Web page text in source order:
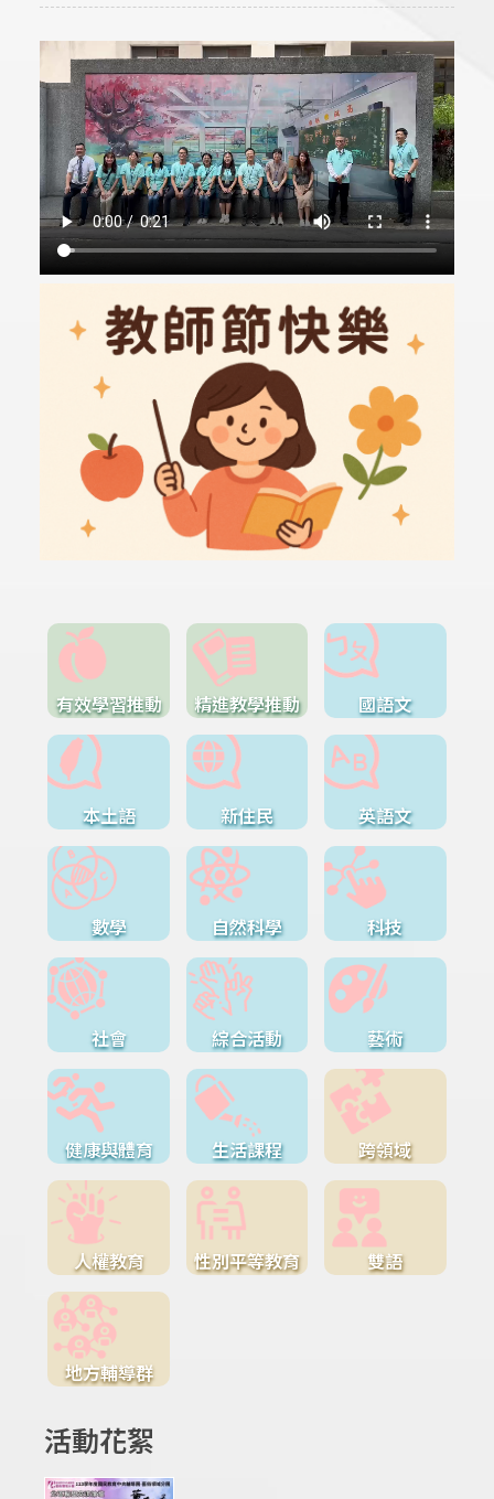
有效學習推動 精進教學推動 國語文
本土語 新住民 英語文
數學 自然科學 科技
社會 綜合活動 藝術
健康與體育 生活課程 跨領域
人權教育 性別平等教育 雙語
地方輔導群
活動花絮